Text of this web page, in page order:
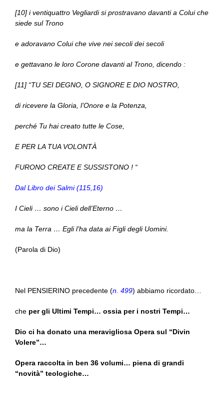
[10] i ventiquattro Vegliardi si prostravano davanti a Colui che
siede sul Trono
e adoravano Colui che vive nei secoli dei secoli
e gettavano le loro Corone davanti al Trono, dicendo :
[11] “TU SEI DEGNO, O SIGNORE E DIO NOSTRO,
di ricevere la Gloria, l’Onore e la Potenza,
perché Tu hai creato tutte le Cose,
E PER LA TUA VOLONTÀ
FURONO CREATE E SUSSISTONO ! “
Dal Libro dei Salmi (115,16)
I Cieli … sono i Cieli dell’Eterno …
ma la Terra … Egli l’ha data ai Figli degli Uomini.
(Parola di Dio)
Nel PENSIERINO precedente (n. 499) abbiamo ricordato…
che per gli Ultimi Tempi… ossia per i nostri Tempi…
Dio ci ha donato una meravigliosa Opera sul “Divin
Volere”…
Opera raccolta in ben 36 volumi… piena di grandi
“novità” teologiche…